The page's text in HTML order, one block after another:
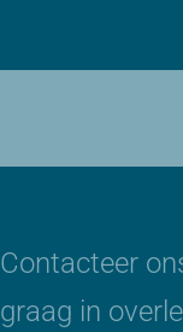
Contacteer
graag in